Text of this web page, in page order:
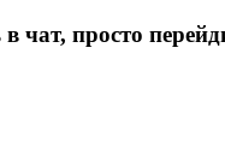
чат, просто